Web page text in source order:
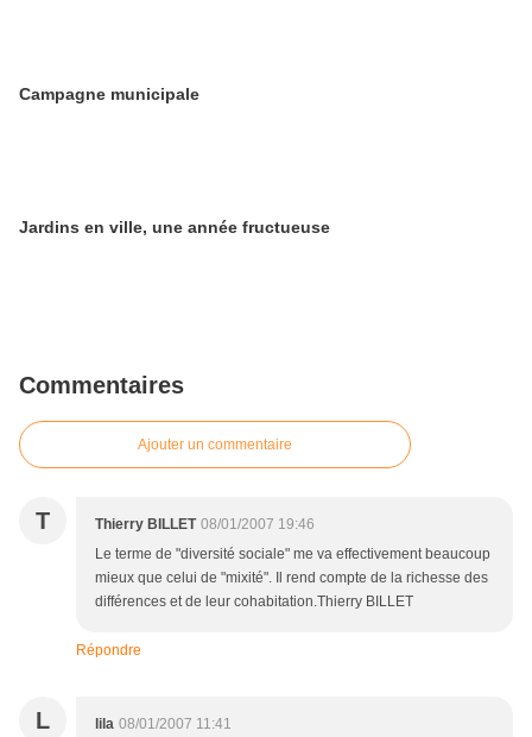
Campagne municipale
Jardins en ville, une année fructueuse
Commentaires
Ajouter un commentaire
T Thierry BILLET 08/01/2007 19:46
Le terme de "diversité sociale" me va effectivement beaucoup
mieux que celui de "mixité". Il rend compte de la richesse des
différences et de leur cohabitation.Thierry BILLET
Répondre
L lila 08/01/2007 11:41